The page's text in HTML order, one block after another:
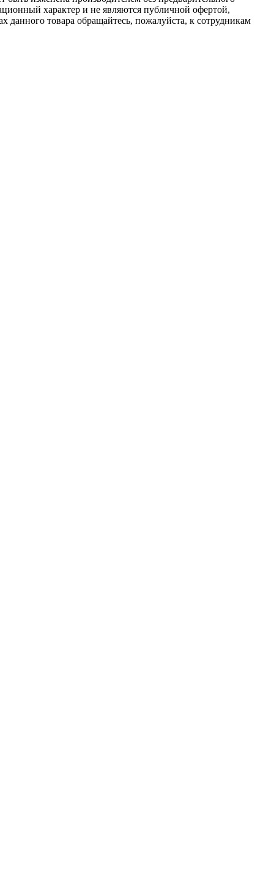
характер и не являются публичной офертой,
данного товара обращайтесь, пожалуйста, к сотрудникам